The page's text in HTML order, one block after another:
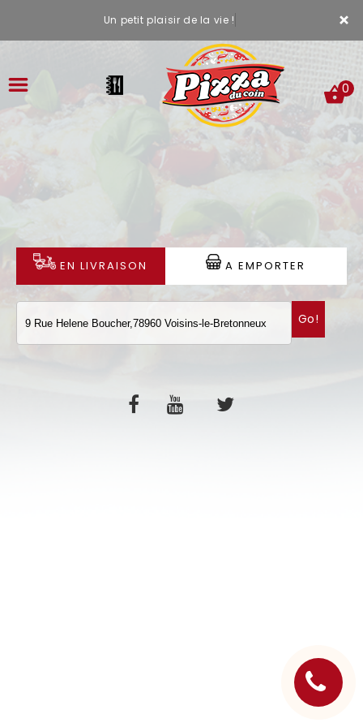
×
Un petit plaisir de la vie !
ACCUEIL
VOTRE COMPTE
NOTRE RESTAURANT
VOS AVIS
0
EN LIVRAISON A EMPORTER
Go!